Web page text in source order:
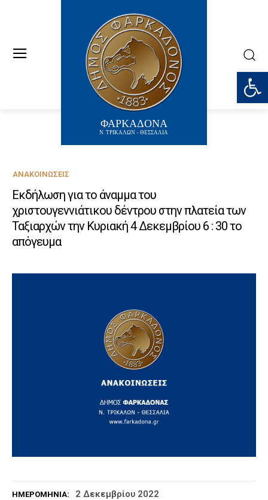
ΦΑΡΚΑΔΟΝΑ
Ν. ΤΡΙΚΑΛΩΝ - ΘΕΣΣΑΛΙΑ
ΗΜΕΡΟΜΗΝΊΑ: 2 Δεκεμβρίου 2022
ΑΝΑΚΟΙΝΏΣΕΙΣ
Εκδήλωση για το άναμμα του
χριστουγεννιάτικου δέντρου στην πλατεία των
Ταξιαρχών την Κυριακή 4 Δεκεμβρίου 6 : 30 το
απόγευμα